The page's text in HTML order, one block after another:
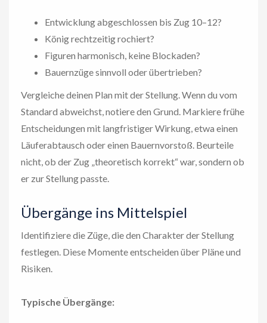
Entwicklung abgeschlossen bis Zug 10–12?
König rechtzeitig rochiert?
Figuren harmonisch, keine Blockaden?
Bauernzüge sinnvoll oder übertrieben?
Vergleiche deinen Plan mit der Stellung. Wenn du vom
Standard abweichst, notiere den Grund. Markiere frühe
Entscheidungen mit langfristiger Wirkung, etwa einen
Läuferabtausch oder einen Bauernvorstoß. Beurteile
nicht, ob der Zug „theoretisch korrekt“ war, sondern ob
er zur Stellung passte.
Übergänge ins Mittelspiel
Identifiziere die Züge, die den Charakter der Stellung
festlegen. Diese Momente entscheiden über Pläne und
Risiken.
Typische Übergänge: